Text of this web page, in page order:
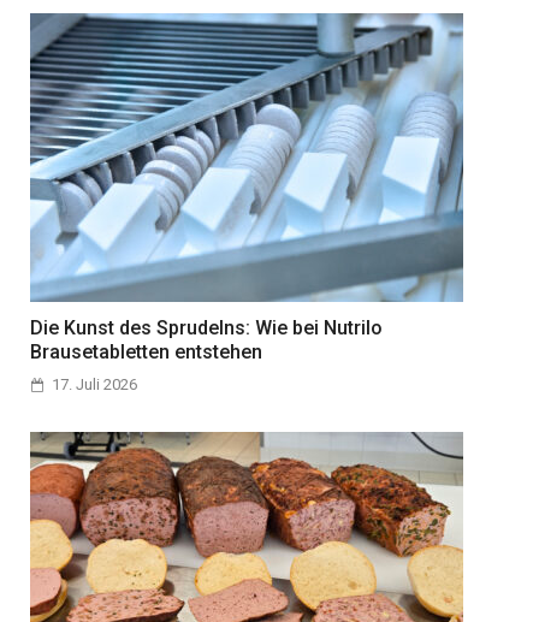
Die Kunst des Sprudelns: Wie bei Nutrilo
Brausetabletten entstehen
17. Juli 2026